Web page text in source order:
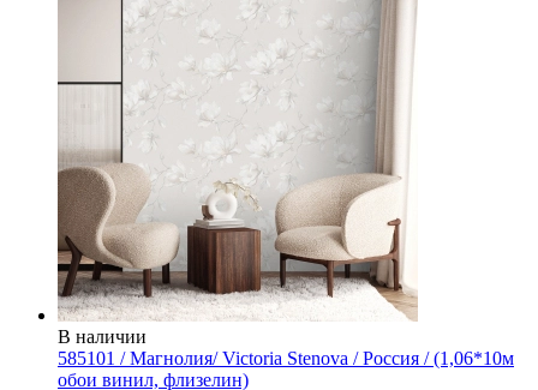
В наличии
585101 / Магнолия/ Victoria Stenova / Россия / (1,06*10м
обои винил, флизелин)